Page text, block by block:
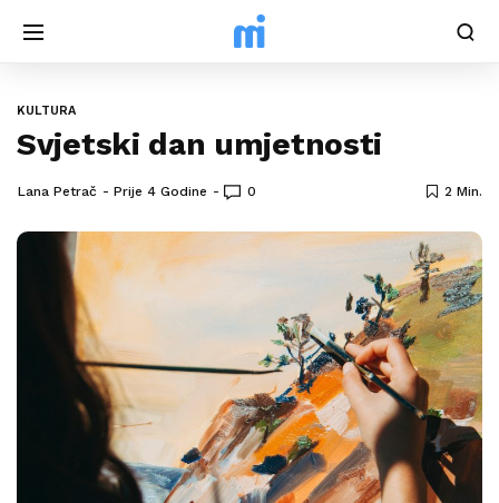
KULTURA
Svjetski dan umjetnosti
Lana Petrač Prije 4 Godine 0 2 Min.